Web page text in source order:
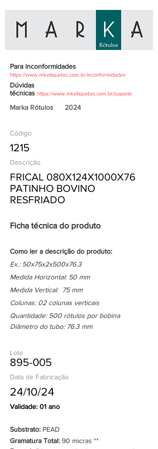
Para inconformidades
https://www.mketiquetas.com.br/inconformidades
Dúvidas
técnicas https://www.mketiquetas.com.br/suporte
Marka Rótulos 2024
Código
1215
Descrição
FRICAL 080X124X1000X76
PATINHO BOVINO
RESFRIADO
Ficha técnica do produto
Como ler a descrição do produto:
Ex.: 50x75x2x500x76.3
Medida Horizontal: 50 mm
Medida Vertical: 75 mm
Colunas: 02 colunas verticais
Quantidade: 500 rótulos por bobina
Diâmetro do tubo: 76.3 mm
Lote
895-005
Data de Fabricação
24/10/24
Validade: 01 ano
Substrato: PEAD
Gramatura Total: 90 micras **